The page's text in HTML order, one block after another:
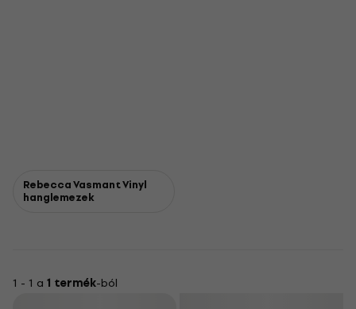
Rebecca Vasmant Vinyl
hanglemezek
1 - 1 a 1 termék-ból